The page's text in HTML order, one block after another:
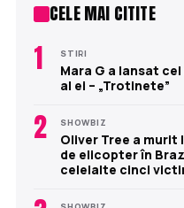
CELE MAI CITITE
1 STIRI
Mara G a lansat
al ei – „Trotinete”
2 SHOWBIZ
Oliver Tree a murit
de elicopter în
celelalte cinci